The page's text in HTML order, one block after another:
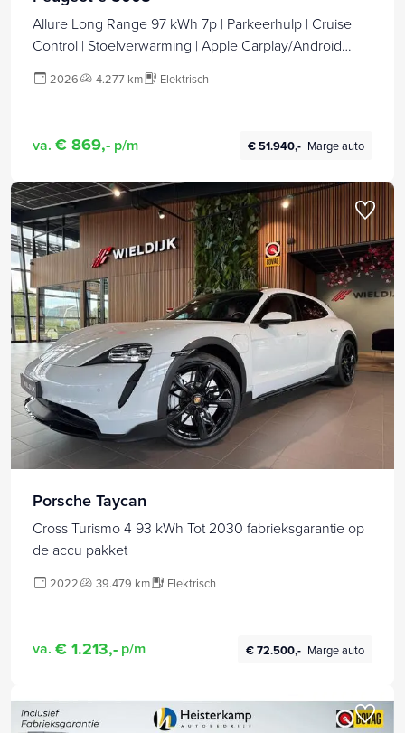
Allure Long Range 97 kWh 7p | Parkeerhulp | Cruise
Control | Stoelverwarming | Apple Carplay/Android
2026 4.277 km Elektrisch
va. € 869,- p/m € 51.940,- Marge auto
Porsche Taycan
Cross Turismo 4 93 kWh Tot 2030 fabrieksgarantie op
de accu pakket
2022 39.479 km Elektrisch
va. € 1.213,- p/m € 72.500,- Marge auto